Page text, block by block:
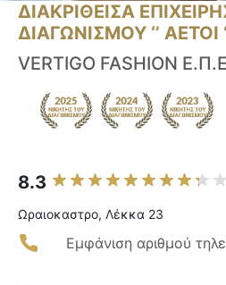
ΔΙΑΚΡΙΘΕΙΣΑ
ΔΙΑΓΩΝΙΣΜΟΥ ‘’ ΑΕΤΟΙ
VERTIGO FASHION
8.3
Ωραιοκαστρο, Λέκκα 23
Εμφάνιση αριθμού